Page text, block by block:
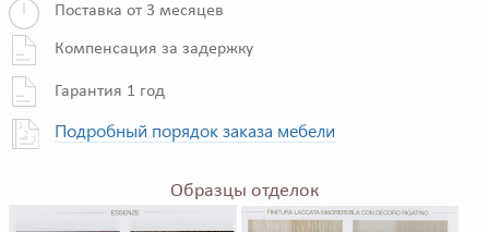
Поставка от 3 месяцев
Компенсация за задержку
Гарантия 1 год
Подробный порядок заказа мебели
Образцы отделок